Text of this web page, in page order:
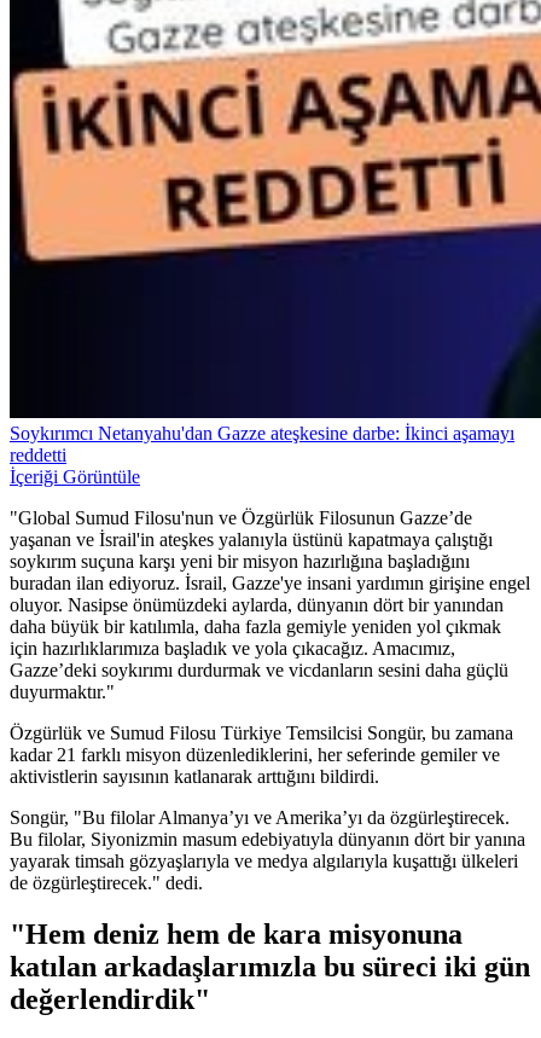
Soykırımcı Netanyahu'dan Gazze ateşkesine darbe: İkinci aşamayı
reddetti
İçeriği Görüntüle
"Global Sumud Filosu'nun ve Özgürlük Filosunun Gazze’de
yaşanan ve İsrail'in ateşkes yalanıyla üstünü kapatmaya çalıştığı
soykırım suçuna karşı yeni bir misyon hazırlığına başladığını
buradan ilan ediyoruz. İsrail, Gazze'ye insani yardımın girişine engel
oluyor. Nasipse önümüzdeki aylarda, dünyanın dört bir yanından
daha büyük bir katılımla, daha fazla gemiyle yeniden yol çıkmak
için hazırlıklarımıza başladık ve yola çıkacağız. Amacımız,
Gazze’deki soykırımı durdurmak ve vicdanların sesini daha güçlü
duyurmaktır."
Özgürlük ve Sumud Filosu Türkiye Temsilcisi Songür, bu zamana
kadar 21 farklı misyon düzenlediklerini, her seferinde gemiler ve
aktivistlerin sayısının katlanarak arttığını bildirdi.
Songür, "Bu filolar Almanya’yı ve Amerika’yı da özgürleştirecek.
Bu filolar, Siyonizmin masum edebiyatıyla dünyanın dört bir yanına
yayarak timsah gözyaşlarıyla ve medya algılarıyla kuşattığı ülkeleri
de özgürleştirecek." dedi.
"Hem deniz hem de kara misyonuna
katılan arkadaşlarımızla bu süreci iki gün
değerlendirdik"